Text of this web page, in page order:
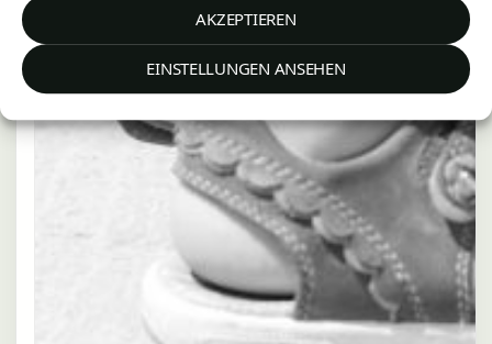
AKZEPTIEREN
EINSTELLUNGEN ANSEHEN